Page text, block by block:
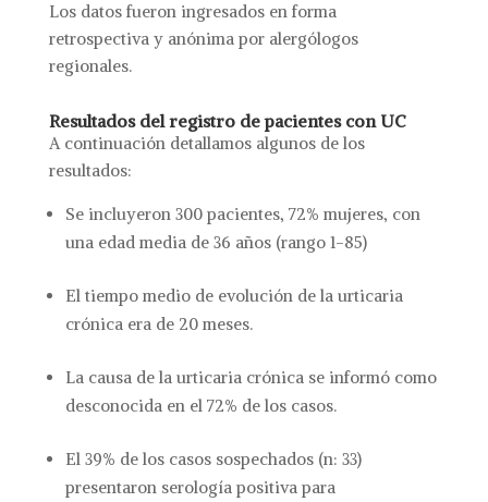
Los datos fueron ingresados en forma
retrospectiva y anónima por alergólogos
regionales.
Resultados del registro de pacientes con UC
A continuación detallamos algunos de los
resultados:
Se incluyeron 300 pacientes, 72% mujeres, con
una edad media de 36 años (rango 1-85)
El tiempo medio de evolución de la urticaria
crónica era de 20 meses.
La causa de la urticaria crónica se informó como
desconocida en el 72% de los casos.
El 39% de los casos sospechados (n: 33)
presentaron serología positiva para